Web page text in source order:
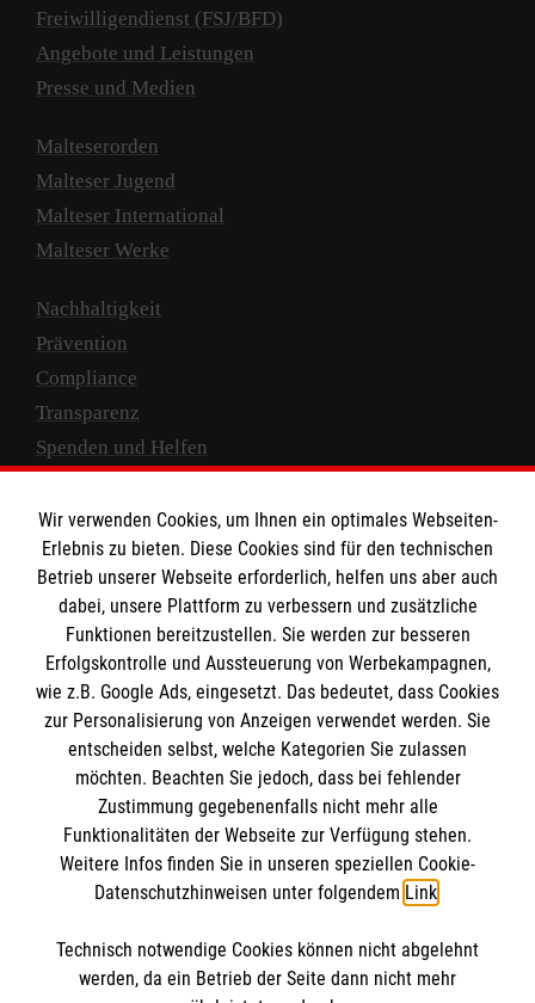
Freiwilligendienst (FSJ/BFD)
Angebote und Leistungen
Presse und Medien
Malteserorden
Malteser Jugend
Malteser International
Malteser Werke
Nachhaltigkeit
Prävention
Compliance
Transparenz
Spenden und Helfen
Empfänger: Malteser Hilfsdienst e.V.
IBAN: DE10 3706 0120 1201 2000 12
BIC: GENODED 1PA7
Newsletter abonnieren
Cookies verwalten|AGB|Impressum|Datenschutz
Barrierefreiheit |Kontakt| Sharepoint|Mediathek
Wir verwenden Cookies, um Ihnen ein optimales Webseiten-
Erlebnis zu bieten. Diese Cookies sind für den technischen
Betrieb unserer Webseite erforderlich, helfen uns aber auch
dabei, unsere Plattform zu verbessern und zusätzliche
Funktionen bereitzustellen. Sie werden zur besseren
Erfolgskontrolle und Aussteuerung von Werbekampagnen,
wie z.B. Google Ads, eingesetzt. Das bedeutet, dass Cookies
zur Personalisierung von Anzeigen verwendet werden. Sie
entscheiden selbst, welche Kategorien Sie zulassen
möchten. Beachten Sie jedoch, dass bei fehlender
Zustimmung gegebenenfalls nicht mehr alle
Funktionalitäten der Webseite zur Verfügung stehen.
Weitere Infos finden Sie in unseren speziellen Cookie-
Datenschutzhinweisen unter folgendem Link.
Technisch notwendige Cookies können nicht abgelehnt
werden, da ein Betrieb der Seite dann nicht mehr